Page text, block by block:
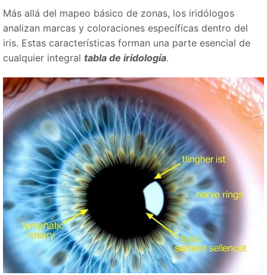
Más allá del mapeo básico de zonas, los iridólogos
analizan marcas y coloraciones específicas dentro del
iris. Estas características forman una parte esencial de
cualquier integral tabla de iridología.